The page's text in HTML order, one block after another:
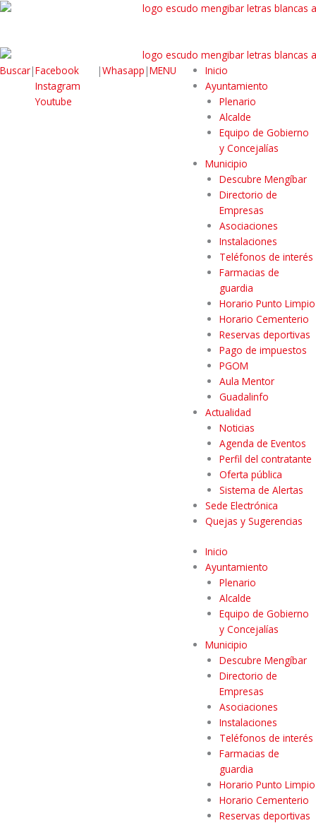
Buscar|Facebook
Instagram
Youtube
|Whasapp |MENU
Inicio
Ayuntamiento
Plenario
Alcalde
Equipo de Gobierno
y Concejalías
Municipio
Descubre Mengíbar
Directorio de
Empresas
Asociaciones
Instalaciones
Teléfonos de interés
Farmacias de
guardia
Horario Punto Limpio
Horario Cementerio
Reservas deportivas
Pago de impuestos
PGOM
Aula Mentor
Guadalinfo
Actualidad
Noticias
Agenda de Eventos
Perfil del contratante
Oferta pública
Sistema de Alertas
Sede Electrónica
Quejas y Sugerencias
Inicio
Ayuntamiento
Plenario
Alcalde
Equipo de Gobierno
y Concejalías
Municipio
Descubre Mengíbar
Directorio de
Empresas
Asociaciones
Instalaciones
Teléfonos de interés
Farmacias de
guardia
Horario Punto Limpio
Horario Cementerio
Reservas deportivas